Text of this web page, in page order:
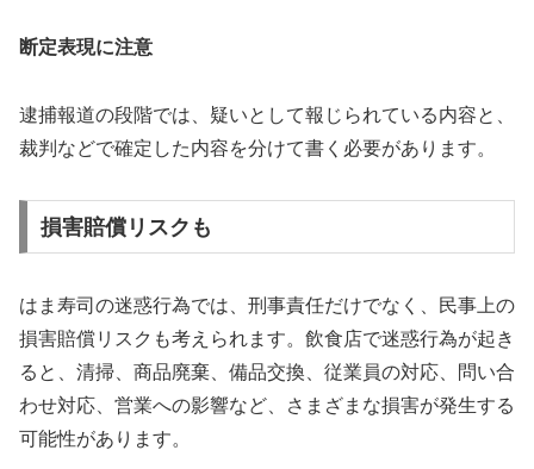
断定表現に注意
逮捕報道の段階では、疑いとして報じられている内容と、
裁判などで確定した内容を分けて書く必要があります。
損害賠償リスクも
はま寿司の迷惑行為では、刑事責任だけでなく、民事上の
損害賠償リスクも考えられます。飲食店で迷惑行為が起き
ると、清掃、商品廃棄、備品交換、従業員の対応、問い合
わせ対応、営業への影響など、さまざまな損害が発生する
可能性があります。